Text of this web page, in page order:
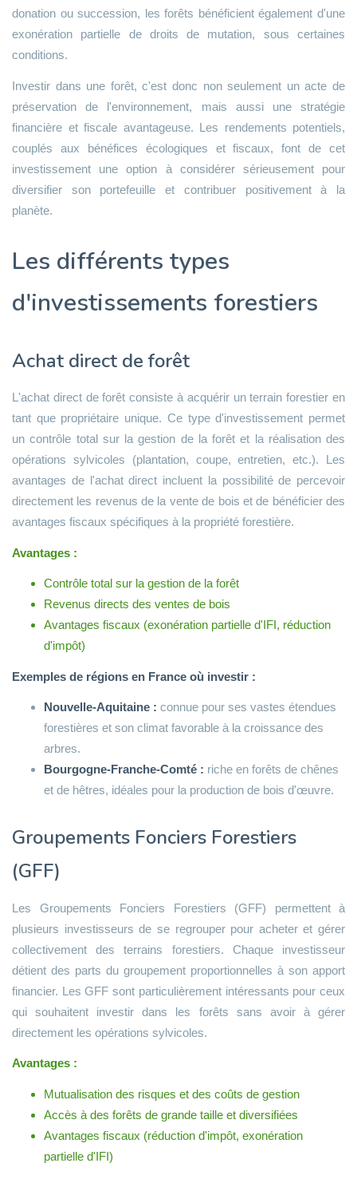
donation ou succession, les forêts bénéficient également d'une
exonération partielle de droits de mutation, sous certaines
conditions.
Investir dans une forêt, c'est donc non seulement un acte de
préservation de l'environnement, mais aussi une stratégie
financière et fiscale avantageuse. Les rendements potentiels,
couplés aux bénéfices écologiques et fiscaux, font de cet
investissement une option à considérer sérieusement pour
diversifier son portefeuille et contribuer positivement à la
planète.
Les différents types
d'investissements forestiers
Achat direct de forêt
L'achat direct de forêt consiste à acquérir un terrain forestier en
tant que propriétaire unique. Ce type d'investissement permet
un contrôle total sur la gestion de la forêt et la réalisation des
opérations sylvicoles (plantation, coupe, entretien, etc.). Les
avantages de l'achat direct incluent la possibilité de percevoir
directement les revenus de la vente de bois et de bénéficier des
avantages fiscaux spécifiques à la propriété forestière.
Avantages :
Contrôle total sur la gestion de la forêt
Revenus directs des ventes de bois
Avantages fiscaux (exonération partielle d'IFI, réduction
d'impôt)
Exemples de régions en France où investir :
Nouvelle-Aquitaine : connue pour ses vastes étendues
forestières et son climat favorable à la croissance des
arbres.
Bourgogne-Franche-Comté : riche en forêts de chênes
et de hêtres, idéales pour la production de bois d'œuvre.
Groupements Fonciers Forestiers
(GFF)
Les Groupements Fonciers Forestiers (GFF) permettent à
plusieurs investisseurs de se regrouper pour acheter et gérer
collectivement des terrains forestiers. Chaque investisseur
détient des parts du groupement proportionnelles à son apport
financier. Les GFF sont particulièrement intéressants pour ceux
qui souhaitent investir dans les forêts sans avoir à gérer
directement les opérations sylvicoles.
Avantages :
Mutualisation des risques et des coûts de gestion
Accès à des forêts de grande taille et diversifiées
Avantages fiscaux (réduction d'impôt, exonération
partielle d'IFI)